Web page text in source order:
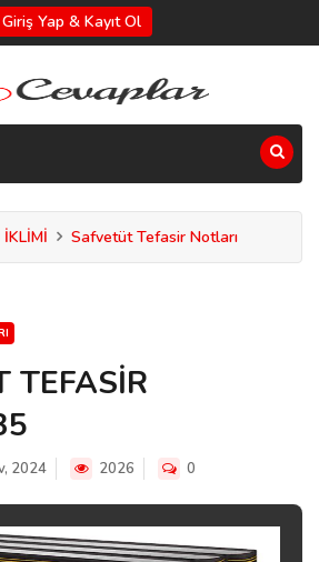
Giriş Yap & Kayıt Ol
Safvetüt Tefasir Notları
TEFASİR
2024 2026 0